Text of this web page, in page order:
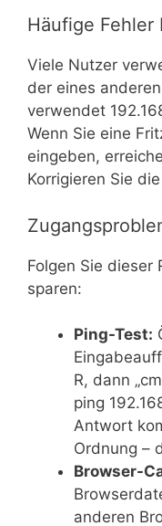
Häufige Fehler
Viele Nutzer
der eines
verwendet
Wenn Sie eine
eingeben,
Korrigieren Sie
Folgen Sie dieser
sparen:
Ping-Test:
R, dann
ping
Antwort
Ordnung –
Browser-
anderen